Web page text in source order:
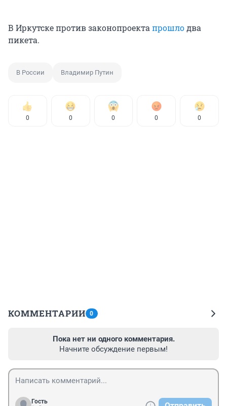
В Иркутске против законопроекта прошлодва
пикета.
В России Владимир Путин
0 0 0 0 0
КОММЕНТАРИИ 0
Пока нет ни одного комментария.
Начните обсуждение первым!
Гость